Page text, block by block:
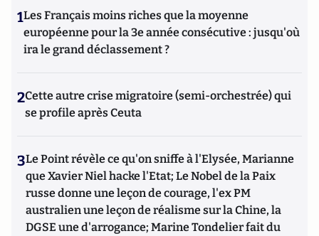
1Les Français moins riches que la moyenne
européenne pour la 3e année consécutive : jusqu'où
ira le grand déclassement ?
2Cette autre crise migratoire (semi-orchestrée) qui
se profile après Ceuta
3Le Point révèle ce qu'on sniffe à l'Elysée, Marianne
que Xavier Niel hacke l'Etat; Le Nobel de la Paix
russe donne une leçon de courage, l'ex PM
australien une leçon de réalisme sur la Chine, la
DGSE une d'arrogance; Marine Tondelier fait du